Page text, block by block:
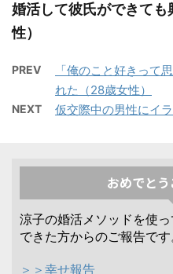
婚活して彼氏ができて
性）
PREV
「俺のこと好きって
れた（28歳女性）
NEXT 仮交際中の男性にイ
おめでとう
涼子の婚活メソッドを使
できた方からのご報告です
＞＞幸せ報告